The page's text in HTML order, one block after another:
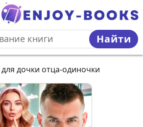
Найти
дочки отца-одиночки